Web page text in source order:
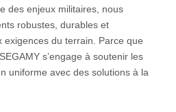
des enjeux militaires, nous
robustes, durables et
exigences du terrain. Parce que
s’engage à soutenir les
uniforme avec des solutions à la